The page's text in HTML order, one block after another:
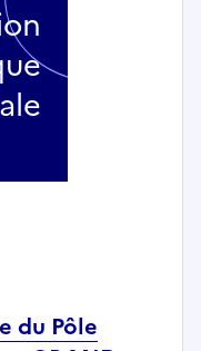
du Pôle